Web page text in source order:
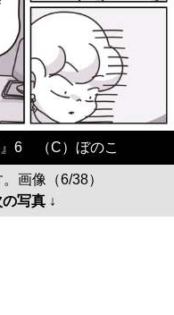
6 （C）ぼのこ
画像（6/38）
写真 ↓